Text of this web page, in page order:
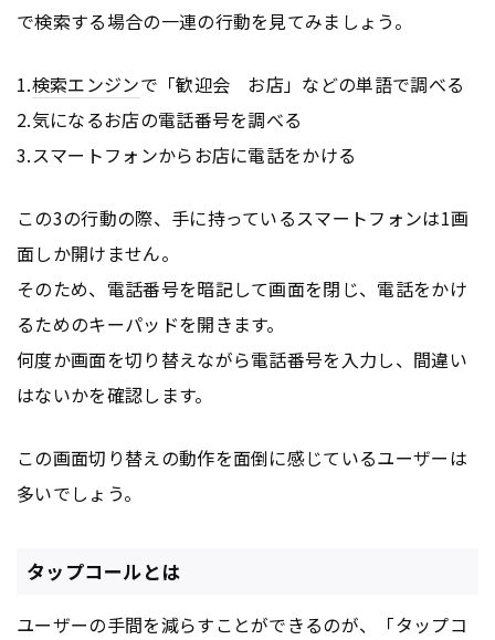
で検索する場合の一連の行動を見てみましょう。
1.検索エンジンで「歓迎会 お店」などの単語で調べる
2.気になるお店の電話番号を調べる
3.スマートフォンからお店に電話をかける
この3の行動の際、手に持っているスマートフォンは1画
面しか開けません。
そのため、電話番号を暗記して画面を閉じ、電話をかけ
るためのキーパッドを開きます。
何度か画面を切り替えながら電話番号を入力し、間違い
はないかを確認します。
この画面切り替えの動作を面倒に感じているユーザーは
多いでしょう。
タップコールとは
ユーザーの手間を減らすことができるのが、「タップコ